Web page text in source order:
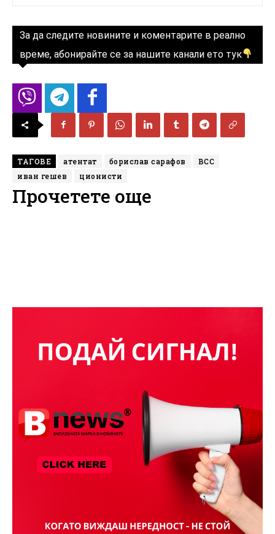
За да следите новините и коментарите в реално
време, абонирайте се за нашите канали ето тук
ТАГОВЕ атентат борислав сарафов
ВСС
иван гешев
ционисти
Прочетете още